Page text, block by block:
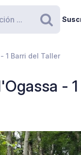
1 Barri del Taller
-